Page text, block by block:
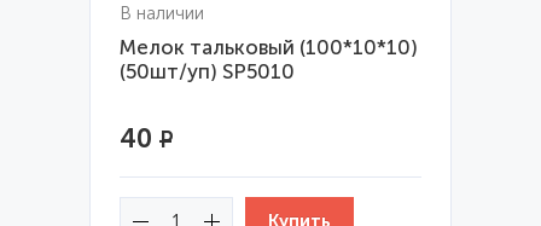
В наличии
Мелок тальковый (100*10*10)
(50шт/уп) SP5010
40 Р